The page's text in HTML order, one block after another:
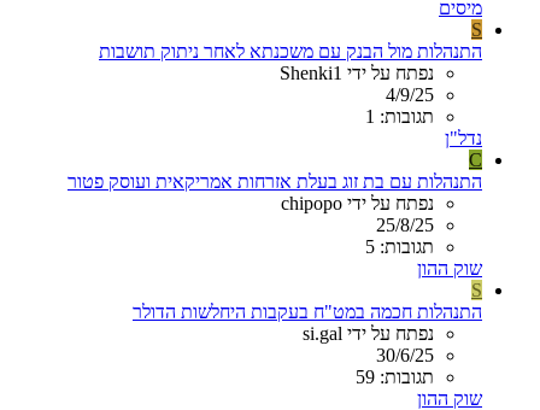
מיסים
S
התנהלות מול הבנק עם משכנתא לאחר ניתוק תושבות
נפתח על ידי Shenki1
4/9/25
תגובות: 1
נדל"ן
C
התנהלות עם בת זוג בעלת אזרחות אמריקאית ועוסק פטור
נפתח על ידי chipopo
25/8/25
תגובות: 5
שוק ההון
S
התנהלות חכמה במט"ח בעקבות היחלשות הדולר
נפתח על ידי si.gal
30/6/25
תגובות: 59
שוק ההון